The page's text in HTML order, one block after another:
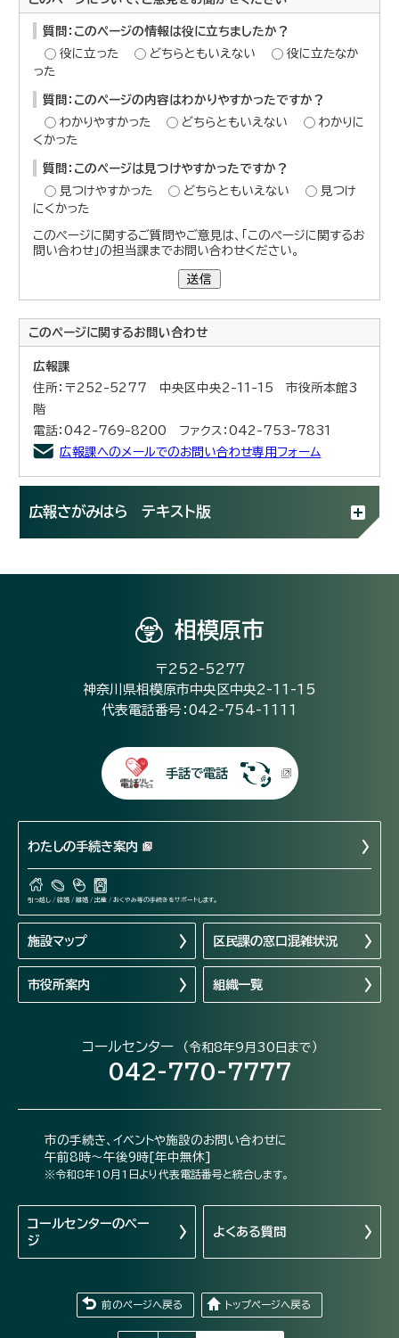
質問：このページの情報は役に立ちましたか？
役に立った
どちらともいえない
役に立たなか
った
質問：このページの内容はわかりやすかったですか？
わかりやすかった
どちらともいえない
わかりに
くかった
質問：このページは見つけやすかったですか？
見つけやすかった
どちらともいえない
見つけ
にくかった
このページに関するご質問やご意見は、「このページに関するお
問い合わせ」の担当課までお問い合わせください。
送信
このページに関するお問い合わせ
広報課
住所：〒252-5277 中央区中央2-11-15 市役所本館3
階
電話：042-769-8200 ファクス：042-753-7831
広報課へのメールでのお問い合わせ専用フォーム
広報さがみはら テキスト版
相模原市
〒252-5277
神奈川県相模原市中央区中央2-11-15
代表電話番号：042-754-1111
手話で電話
わたしの手続き案内
引っ越し / 結婚 / 離婚 / 出産 / おくやみ等の手続きをサポートします。
施設マップ 区民課の窓口混雑状況
市役所案内 組織一覧
コールセンター （令和8年9月30日まで）
042-770-7777
市の手続き、イベントや施設のお問い合わせに
午前8時～午後9時[年中無休]
※令和8年10月1日より代表電話番号と統合します。
コールセンターのペー
ジ
よくある質問
前のページへ戻る トップページへ戻る